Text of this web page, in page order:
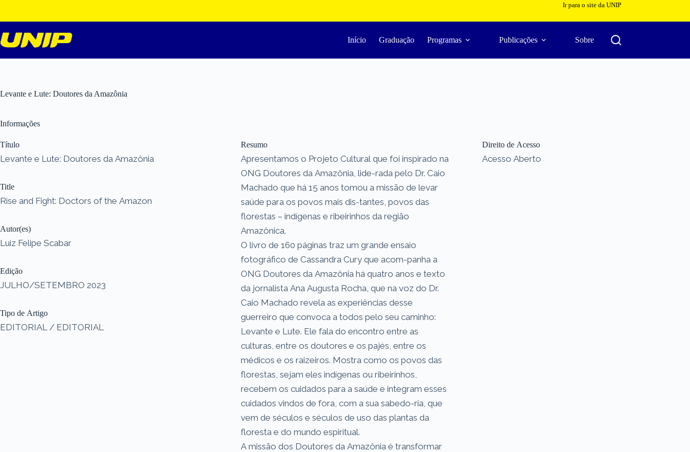
o
conteúdo
Ir para o site da UNIP
Início Graduação Programas Publicações Sobre
Levante e Lute: Doutores da Amazônia
Informações
Título
Levante e Lute: Doutores da Amazônia
Title
Rise and Fight: Doctors of the Amazon
Autor(es)
Luiz Felipe Scabar
Edição
JULHO/SETEMBRO 2023
Tipo de Artigo
EDITORIAL / EDITORIAL
Resumo
Apresentamos o Projeto Cultural que foi inspirado na
ONG Doutores da Amazônia, lide-rada pelo Dr. Caio
Machado que há 15 anos tomou a missão de levar
saúde para os povos mais dis-tantes, povos das
florestas – indígenas e ribeirinhos da região
Amazônica.
O livro de 160 páginas traz um grande ensaio
fotográfico de Cassandra Cury que acom-panha a
ONG Doutores da Amazônia há quatro anos e texto
da jornalista Ana Augusta Rocha, que na voz do Dr.
Caio Machado revela as experiências desse
guerreiro que convoca a todos pelo seu caminho:
Levante e Lute. Ele fala do encontro entre as
culturas, entre os doutores e os pajés, entre os
médicos e os raizeiros. Mostra como os povos das
florestas, sejam eles indígenas ou ribeirinhos,
recebem os cuidados para a saúde e integram esses
cuidados vindos de fora, com a sua sabedo-ria, que
vem de séculos e séculos de uso das plantas da
floresta e do mundo espiritual.
A missão dos Doutores da Amazônia é transformar
Direito de Acesso
Acesso Aberto